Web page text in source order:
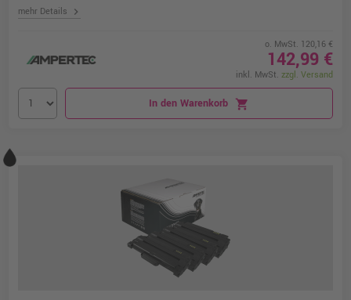
mehr Details chevron_right
o. MwSt. 120,16 €
142,99 €
inkl. MwSt. zzgl. Versand
In den Warenkorb shopping_cart